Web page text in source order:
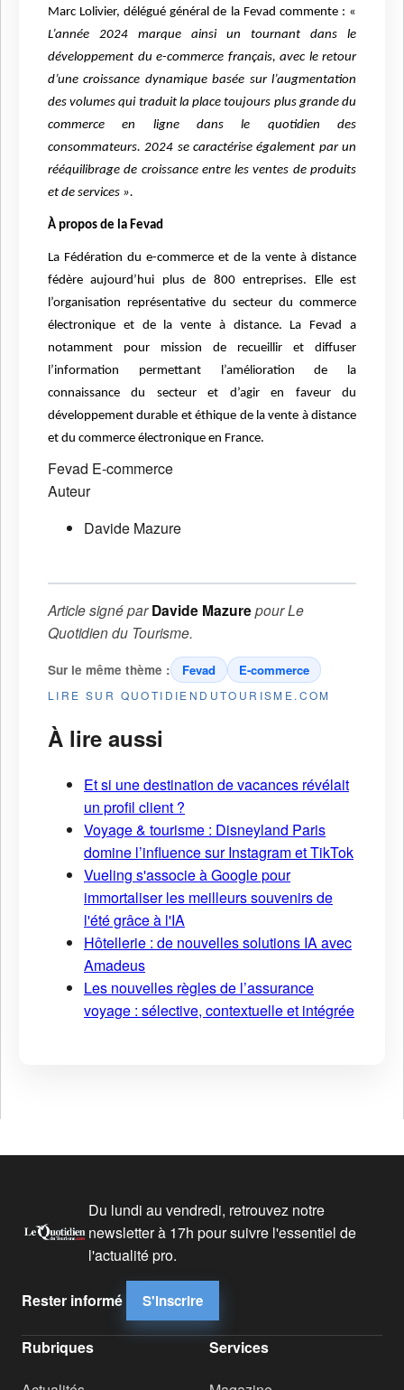
Marc Lolivier, délégué général de la Fevad commente : «
L’année 2024 marque ainsi un tournant dans le
développement du e-commerce français, avec le retour
d’une croissance dynamique basée sur l’augmentation
des volumes qui traduit la place toujours plus grande du
commerce en ligne dans le quotidien des
consommateurs. 2024 se caractérise également par un
rééquilibrage de croissance entre les ventes de produits
et de services ».
À propos de la Fevad
La Fédération du e-commerce et de la vente à distance
fédère aujourd’hui plus de 800 entreprises. Elle est
l’organisation représentative du secteur du commerce
électronique et de la vente à distance. La Fevad a
notamment pour mission de recueillir et diffuser
l’information permettant l’amélioration de la
connaissance du secteur et d’agir en faveur du
développement durable et éthique de la vente à distance
et du commerce électronique en France.
Fevad E-commerce
Auteur
Davide Mazure
Article signé parDavide MazurepourLe
Quotidien du Tourisme.
Sur le même thème : Fevad E-commerce
LIRE SUR QUOTIDIENDUTOURISME.COM
À lire aussi
Et si une destination de vacances révélait
un profil client ?
Voyage & tourisme : Disneyland Paris
domine l’influence sur Instagram et TikTok
Vueling s'associe à Google pour
immortaliser les meilleurs souvenirs de
l'été grâce à l'IA
Hôtellerie : de nouvelles solutions IA avec
Amadeus
Les nouvelles règles de l’assurance
voyage : sélective, contextuelle et intégrée
Du lundi au vendredi, retrouvez notre
newsletter à 17h pour suivre l'essentiel de
l'actualité pro.
Rester informé S'inscrire
Rubriques Services